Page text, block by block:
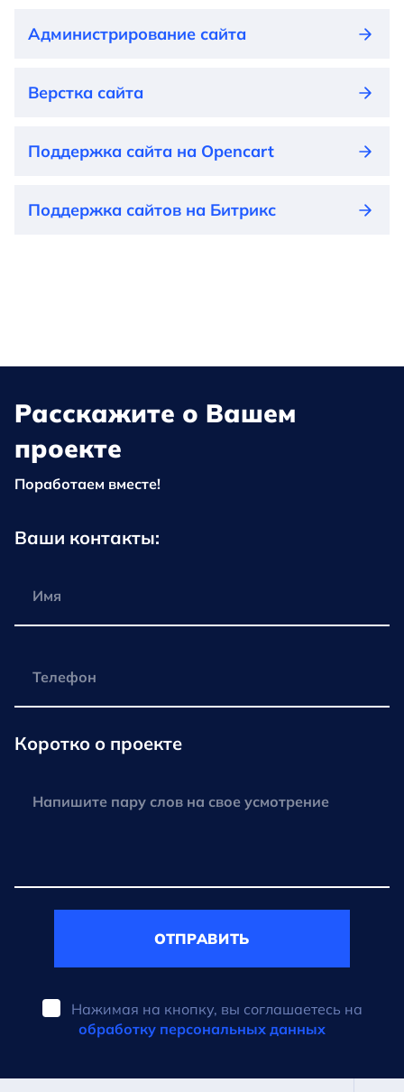
Администрирование сайта
Верстка сайта
Поддержка сайта на Opencart
Поддержка сайтов на Битрикс
Расскажите о Вашем
проекте
Поработаем вместе!
Ваши контакты:
Коротко о проекте
ОТПРАВИТЬ
Нажимая на кнопку, вы соглашаетесь на
обработку персональных данных